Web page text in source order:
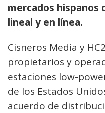
mercados hispanos
lineal y en línea.
Cisneros Media y
propietarios y
estaciones low-
de los Estados
acuerdo de